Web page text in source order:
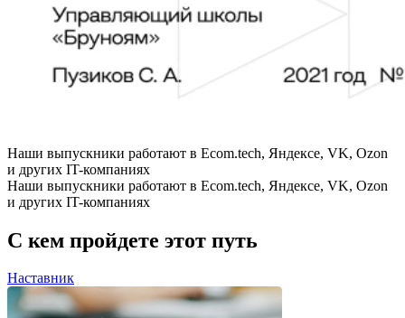
Наши выпускники работают в Ecom.tech, Яндексе, VK, Ozon
и других IT-компаниях
Наши выпускники работают в Ecom.tech, Яндексе, VK, Ozon
и других IT-компаниях
С кем пройдете этот путь
Наставник